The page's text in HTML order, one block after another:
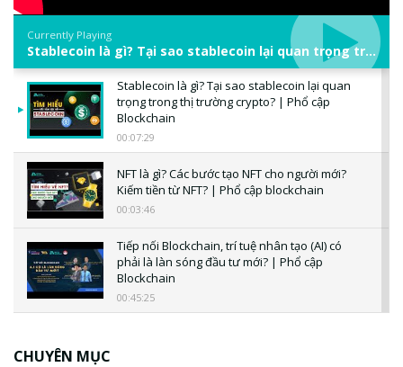
Currently Playing
Stablecoin là gì? Tại sao stablecoin lại quan trọng trong thị trường crypto? | Phổ cập Blockchain
Stablecoin là gì? Tại sao stablecoin lại quan
trọng trong thị trường crypto? | Phổ cập
Blockchain
00:07:29
NFT là gì? Các bước tạo NFT cho người mới?
Kiếm tiền từ NFT? | Phổ cập blockchain
00:03:46
Tiếp nối Blockchain, trí tuệ nhân tạo (AI) có
phải là làn sóng đầu tư mới? | Phổ cập
Blockchain
00:45:25
CHUYÊN MỤC